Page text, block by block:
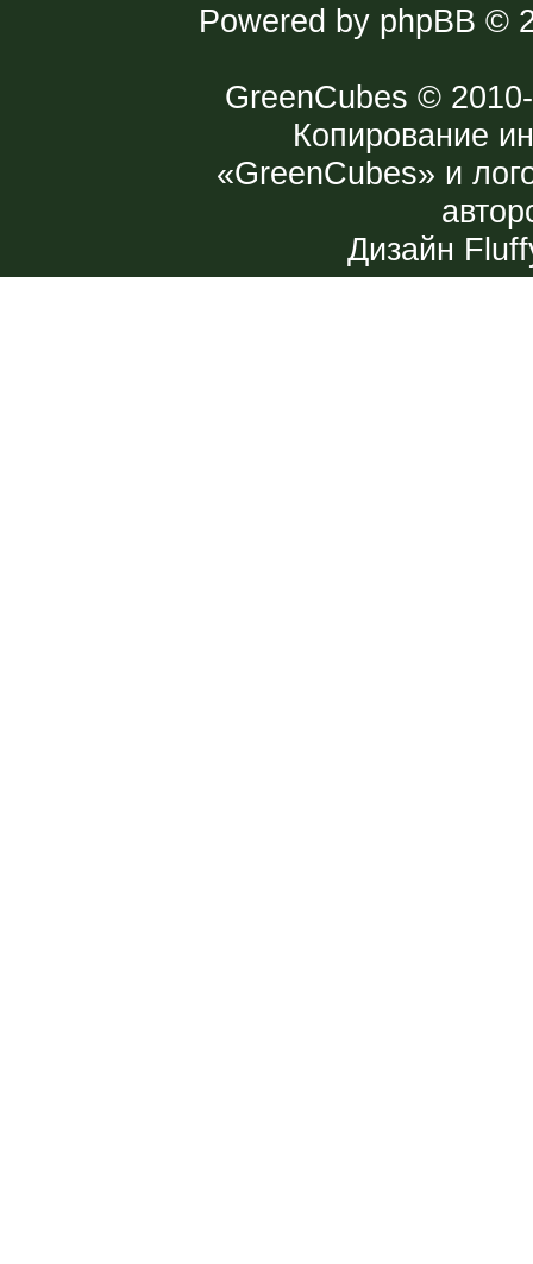
Powered by phpBB ©
GreenCubes ©
Копирование
«GreenCubes» и
Дизайн